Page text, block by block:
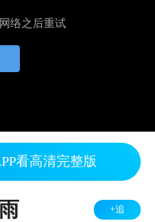
络之后重试
看高清完整版
+追